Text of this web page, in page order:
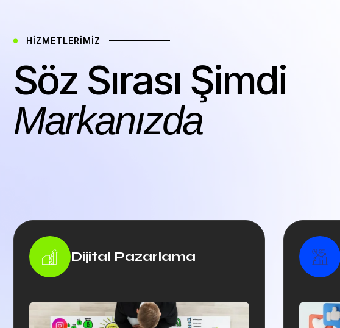
HİZMETLERİMİZ
Söz Sırası Şimdi
Markanızda
Dijital Pazarlama